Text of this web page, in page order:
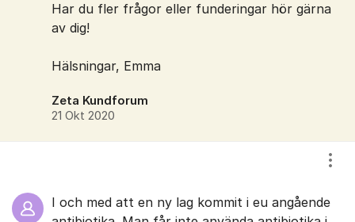
Har du fler frågor eller funderingar hör gärna
av dig!
Hälsningar, Emma
Zeta Kundforum
21 Okt 2020
I och med att en ny lag kommit i eu angående